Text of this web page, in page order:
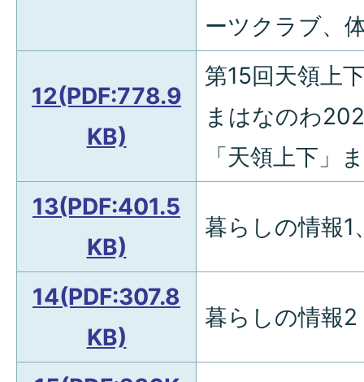
ーツクラブ、
12(PDF:778.9
KB)
第15回天領上
まはなのわ
「天領上下」
13(PDF:401.5
KB)
暮らしの情報
14(PDF:307.8
KB)
暮らしの情報2